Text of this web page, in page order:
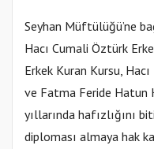
Seyhan Müftülüğü’ne
Hacı Cumali Öztürk
Erkek Kuran Kursu,
ve Fatma Feride Hatun
yıllarında hafızlığını
diploması almaya hak